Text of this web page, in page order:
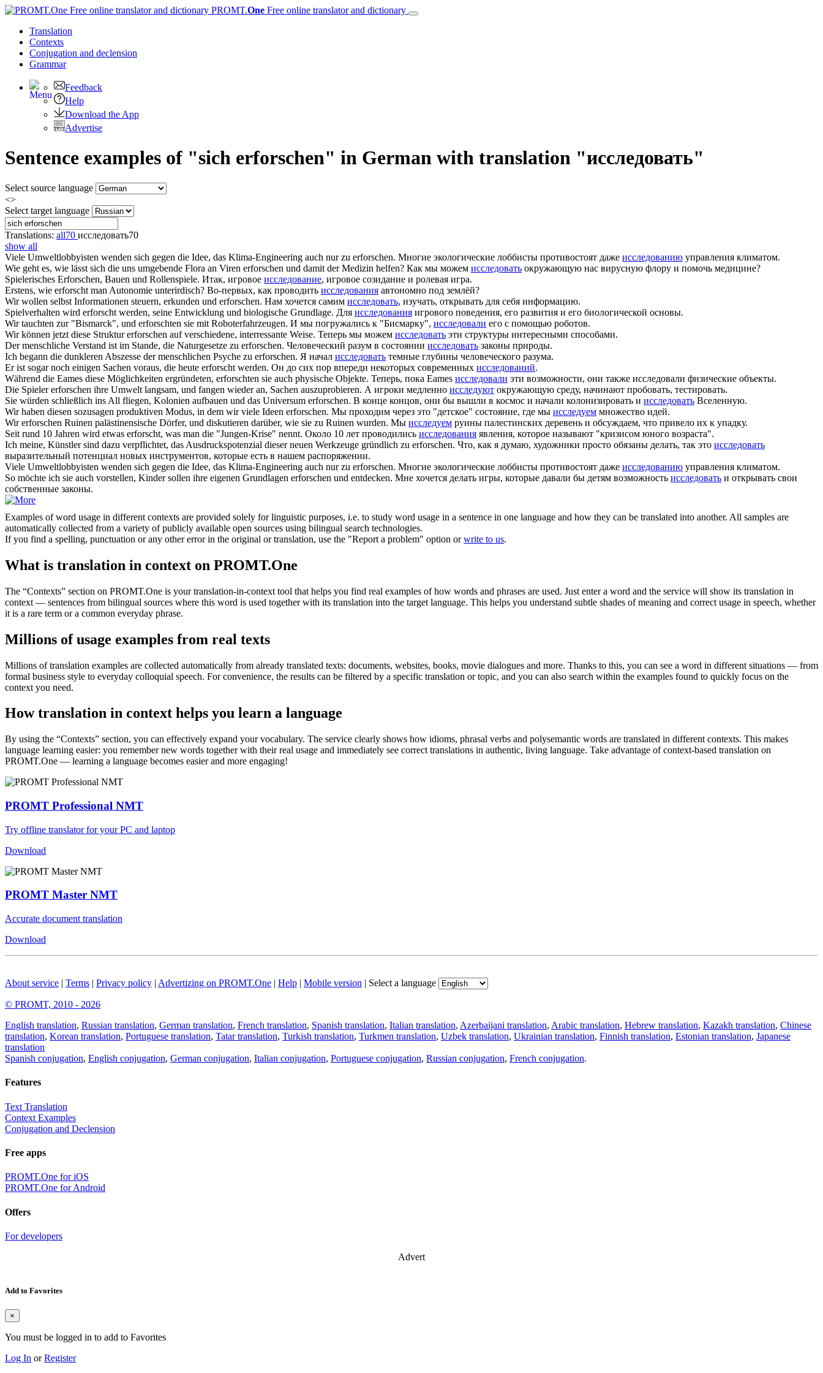
PROMT.One Free online translator and dictionary
Translation
Contexts
Conjugation and declension
Grammar
Feedback
Help
Download the App
Advertise
Sentence examples of "sich erforschen" in German with translation "исследовать"
Select source language
<>
Select target language
Translations: all70 исследовать70
show all
Viele Umweltlobbyisten wenden sich gegen die Idee, das Klima-Engineering auch nur zu erforschen. Многие экологические лоббисты противостоят даже исследованию управления климатом.
Wie geht es, wie lässt sich die uns umgebende Flora an Viren erforschen und damit der Medizin helfen? Как мы можем исследовать окружающую нас вирусную флору и помочь медицине?
Spielerisches Erforschen, Bauen und Rollenspiele. Итак, игровое исследование, игровое созидание и ролевая игра.
Erstens, wie erforscht man Autonomie unterirdisch? Во-первых, как проводить исследования автономно под землёй?
Wir wollen selbst Informationen steuern, erkunden und erforschen. Нам хочется самим исследовать, изучать, открывать для себя информацию.
Spielverhalten wird erforscht werden, seine Entwicklung und biologische Grundlage. Для исследования игрового поведения, его развития и его биологической основы.
Wir tauchten zur "Bismarck", und erforschten sie mit Roboterfahrzeugen. И мы погружались к "Бисмарку", исследовали его с помощью роботов.
Wir können jetzt diese Strukturerforschen auf verschiedene, interressante Weise. Теперь мы можем исследовать эти структуры интересными способами.
Der menschliche Verstand ist im Stande, die Naturgesetze zu erforschen. Человеческий разум в состоянии исследовать законы природы.
Ich begann die dunkleren Abszesse der menschlichen Psyche zu erforschen. Я начал исследовать темные глубины человеческого разума.
Er ist sogar noch einigen Sachen voraus, die heute erforscht werden. Он до сих пор впереди некоторых современных исследований.
Während die Eames diese Möglichkeiten ergründeten, erforschten sie auch physische Objekte. Теперь, пока Eames исследовали эти возможности, они также исследовали физические объекты.
Die Spielererforschen ihre Umwelt langsam, und fangen wieder an, Sachen auszuprobieren. А игроки медленно исследуют окружающую среду, начинают пробовать, тестировать.
Sie würden schließlich ins All fliegen, Kolonien aufbauen und das Universum erforschen. В конце концов, они бы вышли в космос и начали колонизировать и исследовать Вселенную.
Wir haben diesen sozusagen produktiven Modus, in dem wir viele Ideen erforschen. Мы проходим через это "детское" состояние, где мы исследуем множество идей.
Wirerforschen Ruinen palästinensische Dörfer, und diskutieren darüber, wie sie zu Ruinen wurden. Мы исследуем руины палестинских деревень и обсуждаем, что привело их к упадку.
Seit rund 10 Jahren wird etwas erforscht, was man die "Jungen-Krise" nennt. Около 10 лет проводились исследования явления, которое называют "кризисом юного возраста".
Ich meine, Künstler sind dazu verpflichtet, das Ausdruckspotenzial dieser neuen Werkzeuge gründlich zu erforschen. Что, как я думаю, художники просто обязаны делать, так это исследовать
выразительный потенциал новых инструментов, которые есть в нашем распоряжении.
Viele Umweltlobbyisten wenden sich gegen die Idee, das Klima-Engineering auch nur zu erforschen. Многие экологические лоббисты противостоят даже исследованию управления климатом.
So möchte ich sie auch vorstellen, Kinder sollen ihre eigenen Grundlagen erforschen und entdecken. Мне хочется делать игры, которые давали бы детям возможность исследовать и открывать свои
собственные законы.
Examples of word usage in different contexts are provided solely for linguistic purposes, i.e. to study word usage in a sentence in one language and how they can be translated into another. All samples are
automatically collected from a variety of publicly available open sources using bilingual search technologies.
If you find a spelling, punctuation or any other error in the original or translation, use the "Report a problem" option orwrite to us.
What is translation in context on PROMT.One
The “Contexts” section on PROMT.One is your translation-in-context tool that helps you find real examples of how words and phrases are used. Just enter a word and the service will show its translation in
context — sentences from bilingual sources where this word is used together with its translation into the target language. This helps you understand subtle shades of meaning and correct usage in speech, whether
it is a rare term or a common everyday phrase.
Millions of usage examples from real texts
Millions of translation examples are collected automatically from already translated texts: documents, websites, books, movie dialogues and more. Thanks to this, you can see a word in different situations — from
formal business style to everyday colloquial speech. For convenience, the results can be filtered by a specific translation or topic, and you can also search within the examples found to quickly focus on the
context you need.
How translation in context helps you learn a language
By using the “Contexts” section, you can effectively expand your vocabulary. The service clearly shows how idioms, phrasal verbs and polysemantic words are translated in different contexts. This makes
language learning easier: you remember new words together with their real usage and immediately see correct translations in authentic, living language. Take advantage of context-based translation on
PROMT.One — learning a language becomes easier and more engaging!
PROMT Professional NMT
Try offline translator for your PC and laptop
Download
PROMT Master NMT
Accurate document translation
Download
About service | Terms | Privacy policy | Advertizing on PROMT.One | Help | Mobile version | Select a language
© PROMT, 2010 - 2026
English translation, Russian translation, German translation, French translation, Spanish translation, Italian translation, Azerbaijani translation, Arabic translation, Hebrew translation, Kazakh translation, Chinese
translation, Korean translation, Portuguese translation, Tatar translation, Turkish translation, Turkmen translation, Uzbek translation, Ukrainian translation, Finnish translation, Estonian translation, Japanese
translation
Spanish conjugation, English conjugation, German conjugation, Italian conjugation, Portuguese conjugation, Russian conjugation, French conjugation.
Features
Text Translation
Context Examples
Conjugation and Declension
Free apps
PROMT.One for iOS
PROMT.One for Android
Offers
For developers
Advert
Add to Favorites
×
You must be logged in to add to Favorites
Log In orRegister